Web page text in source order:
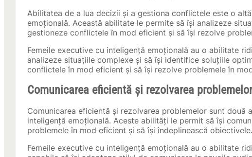
Abilitatea de a lua decizii și a gestiona conflictele este o
emoțională. Această abilitate le permite să își analizeze
gestioneze conflictele în mod eficient și să își rezolve
Femeile executive cu inteligență emoțională au o abilitate
analizeze situațiile complexe și să își identifice soluțiile
conflictele în mod eficient și să își rezolve problemele în
Comunicarea eficientă și rezolvarea problemelor
Comunicarea eficientă și rezolvarea problemelor sunt două
inteligență emoțională. Aceste abilități le permit să își
problemele în mod eficient și să își îndeplinească obiectivele.
Femeile executive cu inteligență emoțională au o abilitate